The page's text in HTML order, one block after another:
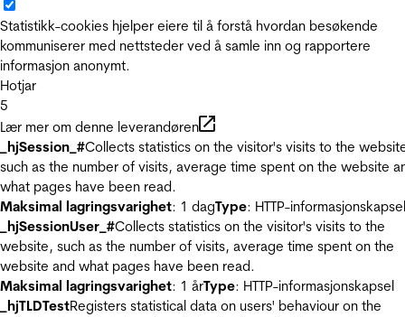
Statistikk-cookies hjelper eiere til å forstå hvordan besøkende
kommuniserer med nettsteder ved å samle inn og rapportere
informasjon anonymt.
Hotjar
5
Lær mer om denne leverandøren
_hjSession_#Collects statistics on the visitor's visits to the
such as the number of visits, average time spent on the website
what pages have been read.
Maksimal lagringsvarighet: 1 dagType: HTTP-informasjonskapsel
_hjSessionUser_#Collects statistics on the visitor's visits to the
website, such as the number of visits, average time spent on the
website and what pages have been read.
Maksimal lagringsvarighet: 1 årType: HTTP-informasjonskapsel
_hjTLDTestRegisters statistical data on users' behaviour on the